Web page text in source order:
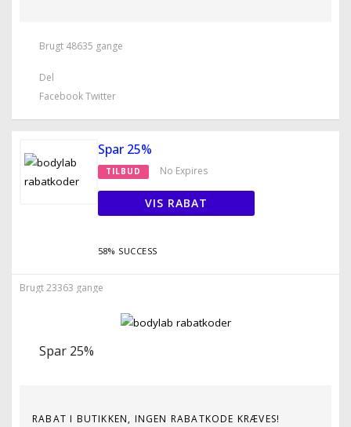
Brugt 48635 gange
Del
FacebookTwitter
Spar 25%
TILBUD No Expires
VIS RABAT
58% SUCCESS
Brugt 23363 gange
Spar 25%
RABAT I BUTIKKEN, INGEN RABATKODE KRÆVES!